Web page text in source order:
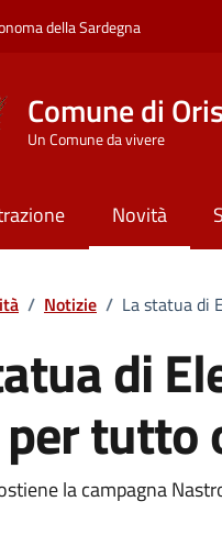
della Sardegna
Comune di
Un Comune da vivere
Novità
/ Notizie / La statua di
di
tutto
della
la campagna